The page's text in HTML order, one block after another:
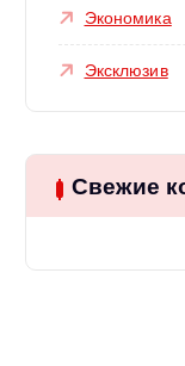
Экономика
Эксклюзив
Свежие